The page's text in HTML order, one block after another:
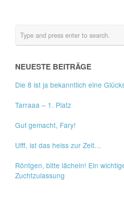
NEUESTE BEITRÄGE
Die 8 ist ja bekanntlich eine
Tarraaa – 1. Platz
Gut gemacht, Fary!
Ufff, ist das heiss zur Zeit…
Röntgen, bitte lächeln! Ein
Zuchtzulassung